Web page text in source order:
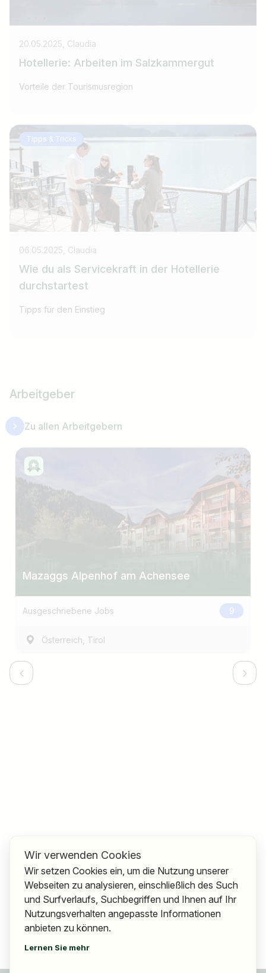
20.05.2025, Claudia
Hotellerie: Arbeiten im Salzkammergut
Vorteile der Tourismusregion
Tipps & Tricks
06.05.2025, Claudia
Wie du als Servicekraft in der Hotellerie
durchstartest
Tipps für den Einstieg
Arbeitgeber
Zu allen Arbeitgebern
Mazaggs Alpenhof am Achensee
Ausgeschriebene Jobs 9
Österreich, Tirol
Wir verwenden Cookies
Wir setzen Cookies ein, um die Nutzung unserer
Webseiten zu analysieren, einschließlich des Such
und Surfverlaufs, Suchbegriffen und Ihnen auf Ihr
Nutzungsverhalten angepasste Informationen
anbieten zu können.
Lernen Sie mehr